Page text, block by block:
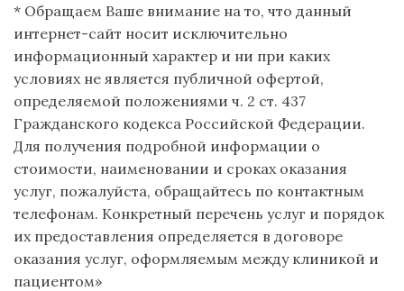
* Обращаем Ваше внимание на то, что данный
интернет-сайт носит исключительно
информационный характер и ни при каких
условиях не является публичной офертой,
определяемой положениями ч. 2 ст. 437
Гражданского кодекса Российской Федерации.
Для получения подробной информации о
стоимости, наименовании и сроках оказания
услуг, пожалуйста, обращайтесь по контактным
телефонам. Конкретный перечень услуг и порядок
их предоставления определяется в договоре
оказания услуг, оформляемым между клиникой и
пациентом»